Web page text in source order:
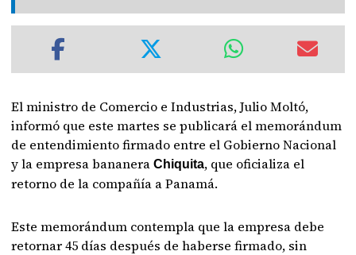
El ministro de Comercio e Industrias, Julio Moltó,
informó que este martes se publicará el memorándum
de entendimiento firmado entre el Gobierno Nacional
y la empresa bananeraChiquita, que oficializa el
retorno de la compañía a Panamá.
Este memorándum contempla que la empresa debe
retornar 45 días después de haberse firmado, sin